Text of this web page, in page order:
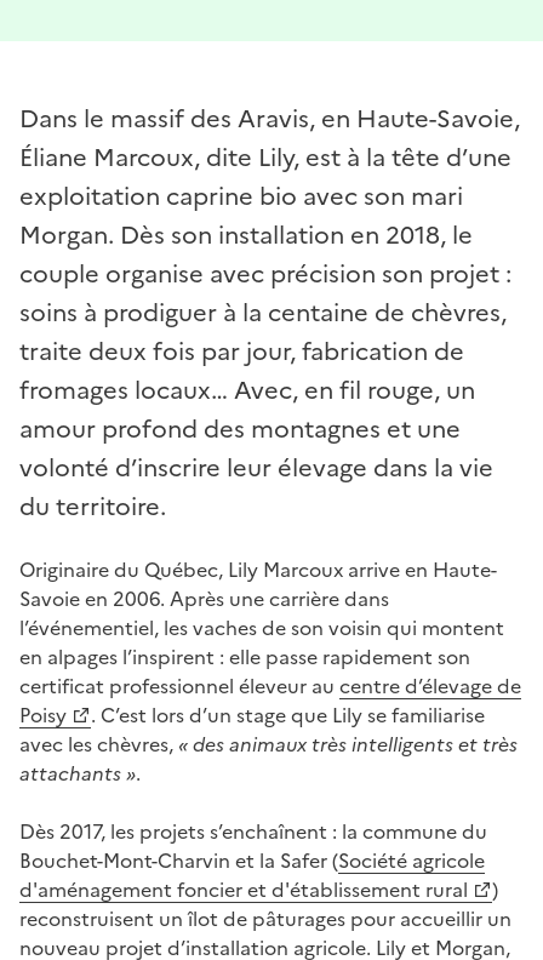
Dans le massif des Aravis, en Haute-Savoie,
Éliane Marcoux, dite Lily, est à la tête d’une
exploitation caprine bio avec son mari
Morgan. Dès son installation en 2018, le
couple organise avec précision son projet :
soins à prodiguer à la centaine de chèvres,
traite deux fois par jour, fabrication de
fromages locaux… Avec, en fil rouge, un
amour profond des montagnes et une
volonté d’inscrire leur élevage dans la vie
du territoire.
Originaire du Québec, Lily Marcoux arrive en Haute-
Savoie en 2006. Après une carrière dans
l’événementiel, les vaches de son voisin qui montent
en alpages l’inspirent : elle passe rapidement son
certificat professionnel éleveur au centre d’élevage de
Poisy
. C’est lors d’un stage que Lily se familiarise
avec les chèvres, « des animaux très intelligents et très
attachants ».
Dès 2017, les projets s’enchaînent : la commune du
Bouchet-Mont-Charvin et la Safer (Société agricole
d'aménagement foncier et d'établissement rural
)
reconstruisent un îlot de pâturages pour accueillir un
nouveau projet d’installation agricole. Lily et Morgan,